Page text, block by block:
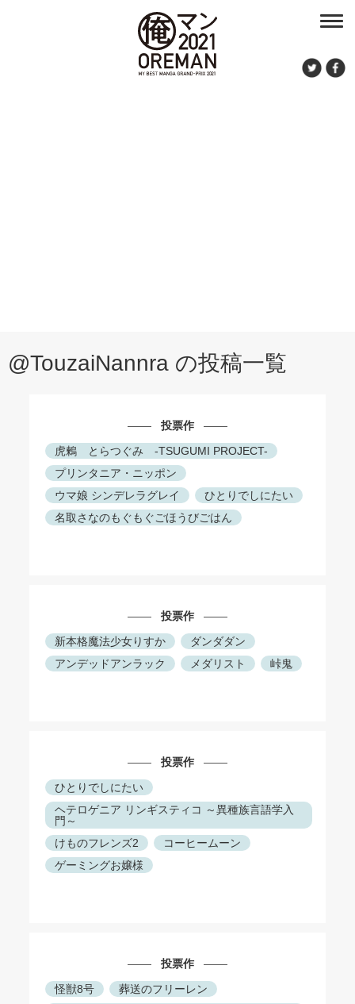
@TouzaiNannra の投稿一覧
投票作
虎鶫 とらつぐみ -TSUGUMI PROJECT-
プリンタニア・ニッポン
ウマ娘 シンデレラグレイ
ひとりでしにたい
名取さなのもぐもぐごほうびごはん
投票作
新本格魔法少女りすか
ダンダダン
アンデッドアンラック
メダリスト 峠鬼
投票作
ひとりでしにたい
ヘテロゲニア リンギスティコ ～異種族言語学入
門～
けものフレンズ2
コーヒームーン
ゲーミングお嬢様
投票作
怪獣8号
葬送のフリーレン